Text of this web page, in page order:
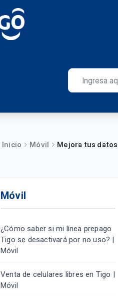
Inicio Móvil Mejora tus
Móvil
¿Cómo saber si mi línea prepago
Tigo se desactivará por no uso? |
Móvil
Venta de celulares libres en Tigo |
Móvil